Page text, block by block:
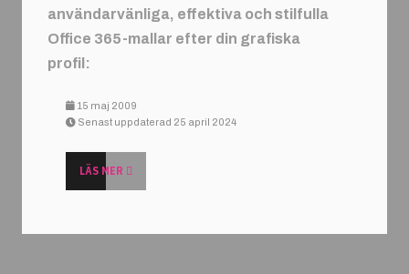
användarvänliga, effektiva och stilfulla
Office 365-mallar efter din grafiska
profil:
15 maj 2009
Senast uppdaterad 25 april 2024
LÄS MER